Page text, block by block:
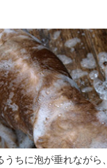
うちに泡が垂れながら、